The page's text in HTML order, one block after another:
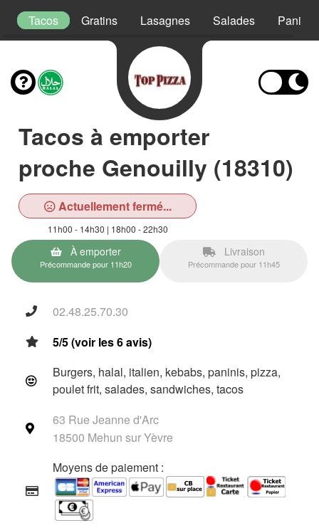
Tacos Gratins Lasagnes Salades Paninis
Tacos à emporter
proche Genouilly (18310)
Actuellement fermé...
11h00 - 14h30 | 18h00 - 22h30
À emporter
Précommande pour 11h20
Livraison
Précommande pour 11h45
02.48.25.70.30
5/5 (voir les 6 avis)
Burgers, halal, italien, kebabs, paninis, pizza,
poulet frit, salades, sandwiches, tacos
63 Rue Jeanne d'Arc
18500 Mehun sur Yèvre
Moyens de paiement :